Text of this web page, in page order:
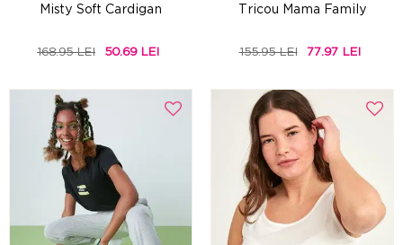
Misty Soft Cardigan
168.95 LEI 50.69 LEI
Tricou Mama Family
155.95 LEI 77.97 LEI